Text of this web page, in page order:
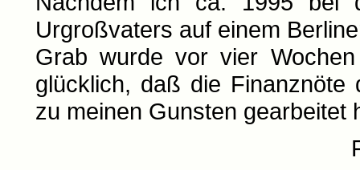
Urgroßvaters auf einem
Grab wurde vor vier
glücklich, daß die Finanznöte
zu meinen Gunsten gearbeitet